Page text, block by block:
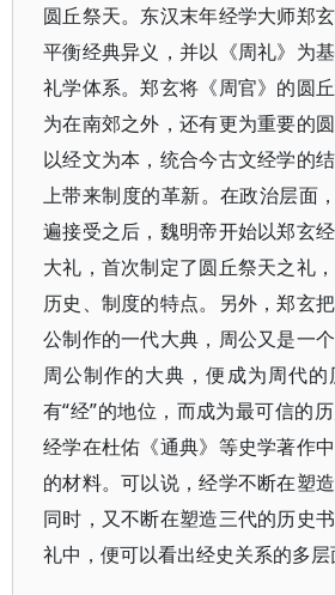
圆丘祭天。东汉末年经学大师郑
平衡经典异义，并以《周礼》为
礼学体系。郑玄将《周官》的圆
为在南郊之外，还有更为重要的
以经文为本，统合今古文经学的
上带来制度的革新。在政治层面
遍接受之后，魏明帝开始以郑玄
大礼，首次制定了圆丘祭天之礼
历史、制度的特点。另外，郑玄
公制作的一代大典，周公又是一
周公制作的大典，便成为周代
有“经”的地位，而成为最可信的
经学在杜佑《通典》等史学著作
的材料。可以说，经学不断在塑
同时，又不断在塑造三代的历史
礼中，便可以看出经史关系的多层